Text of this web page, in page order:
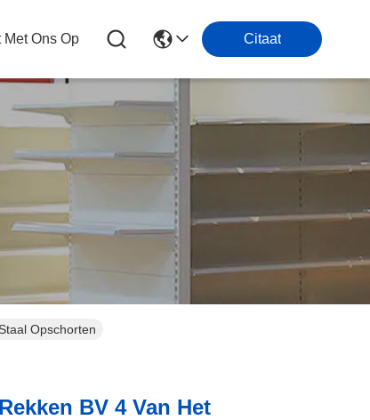
Met Ons Op Citaat
Opschorten
BV 4 Van Het